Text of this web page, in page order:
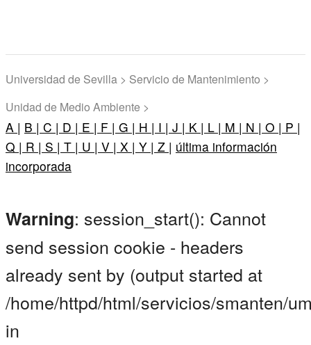
Universidad de Sevilla > Servicio de Mantenimiento >
Unidad de Medio Ambiente >
A | B | C | D | E | F | G | H | I | J | K | L | M | N | O | P |
Q | R | S | T | U | V | X | Y | Z | última información
incorporada
Warning: session_start(): Cannot
send session cookie - headers
already sent by (output started at
/home/httpd/html/servicios/smanten/
in